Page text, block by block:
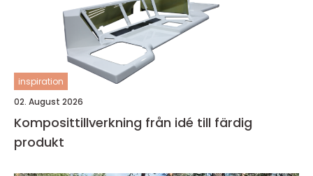
inspiration
02. August 2026
Komposittillverkning från idé till färdig
produkt